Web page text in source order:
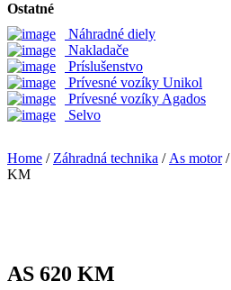
Ostatné
Náhradné diely
Nakladače
Príslušenstvo
Prívesné vozíky Unikol
Prívesné vozíky Agados
Selvo
Home /Záhradná technika /As motor/
KM
AS 620 KM